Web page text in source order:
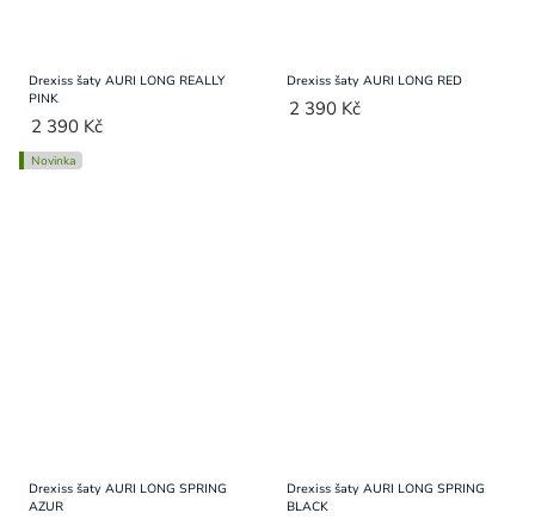
Drexiss šaty AURI LONG REALLY
PINK
2 390 Kč
Drexiss šaty AURI LONG RED
2 390 Kč
Novinka
Drexiss šaty AURI LONG SPRING
AZUR
Drexiss šaty AURI LONG SPRING
BLACK